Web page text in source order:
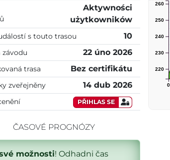
Aktywności
użytkowników
s touto trasou 10
22 úno 2026
trasa Bez certifikátu
zveřejněny 14 dub 2026
PŘIHLAS SE
ČASOVÉ PROGNÓZY
možnosti! Odhadni čas
0
220
230
240
250
260